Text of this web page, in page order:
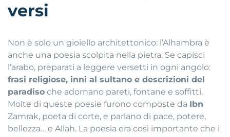
versi
Non è solo un gioiello architettonico: l’Alhambra è
anche una poesia scolpita nella pietra. Se capisci
l’arabo, preparati a leggere versetti in ogni angolo:
frasi religiose, inni al sultano e descrizioni del
paradiso che adornano pareti, fontane e soffitti.
Molte di queste poesie furono composte da Ibn
Zamrak, poeta di corte, e parlano di pace, potere,
bellezza… e Allah. La poesia era così importante che i